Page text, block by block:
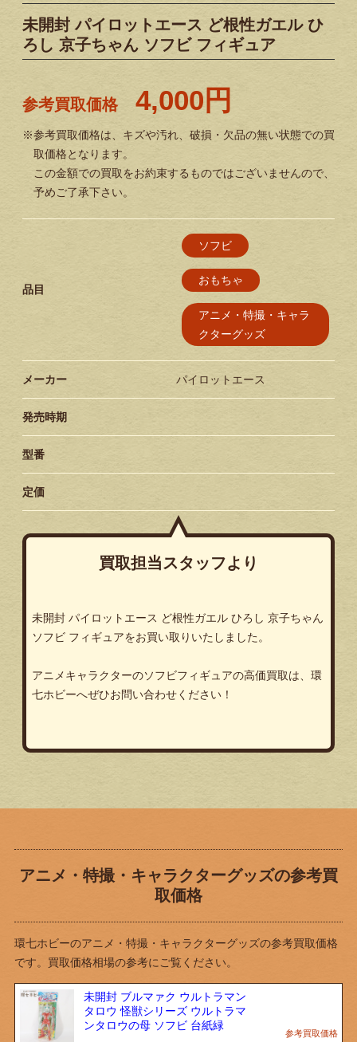
未開封 パイロットエース ど根性ガエル ひ
ろし 京子ちゃん ソフビ フィギュア
参考買取価格 4,000円
※参考買取価格は、キズや汚れ、破損・欠品の無い状態での買
取価格となります。
この金額での買取をお約束するものではございませんので、
予めご了承下さい。
品目
ソフビ
おもちゃ
アニメ・特撮・キャラ
クターグッズ
メーカー パイロットエース
発売時期
型番
定価
買取担当スタッフより
未開封 パイロットエース ど根性ガエル ひろし 京子ちゃん
ソフビ フィギュアをお買い取りいたしました。
アニメキャラクターのソフビフィギュアの高価買取は、環
七ホビーへぜひお問い合わせください！
アニメ・特撮・キャラクターグッズの参考買
取価格
環七ホビーのアニメ・特撮・キャラクターグッズの参考買取価格
です。買取価格相場の参考にご覧ください。
未開封 ブルマァク ウルトラマン
タロウ 怪獣シリーズ ウルトラマ
ンタロウの母 ソフビ 台紙緑